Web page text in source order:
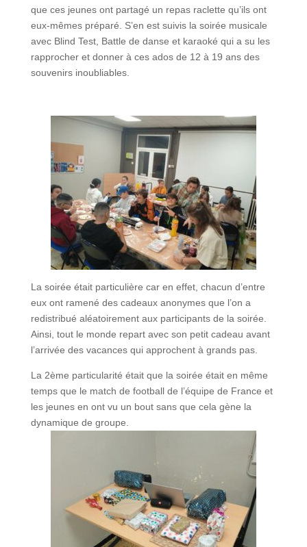
que ces jeunes ont partagé un repas raclette qu’ils ont
eux-mêmes préparé. S’en est suivis la soirée musicale
avec Blind Test, Battle de danse et karaoké qui a su les
rapprocher et donner à ces ados de 12 à 19 ans des
souvenirs inoubliables.
La soirée était particulière car en effet, chacun d’entre
eux ont ramené des cadeaux anonymes que l’on a
redistribué aléatoirement aux participants de la soirée.
Ainsi, tout le monde repart avec son petit cadeau avant
l’arrivée des vacances qui approchent à grands pas.
La 2ème particularité était que la soirée était en même
temps que le match de football de l’équipe de France et
les jeunes en ont vu un bout sans que cela gène la
dynamique de groupe.